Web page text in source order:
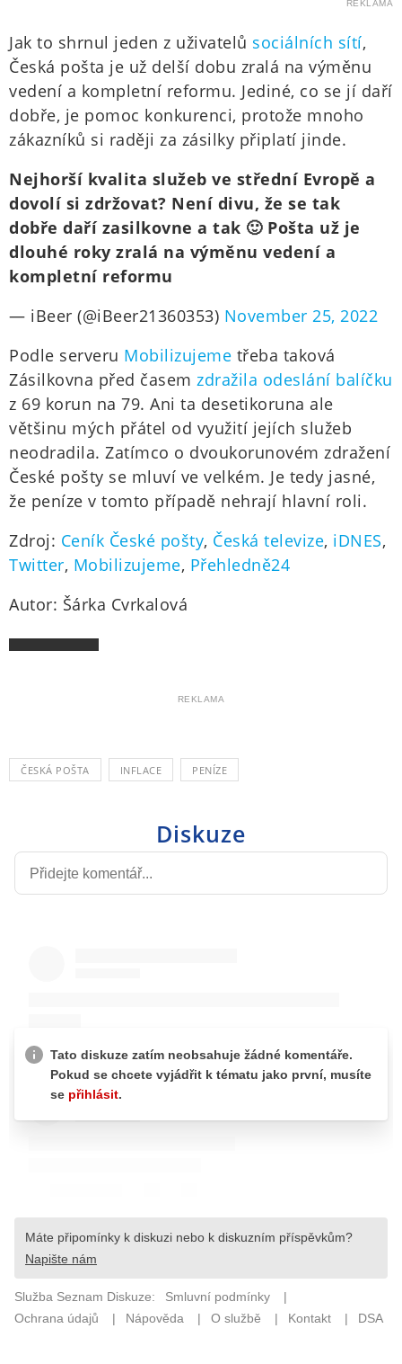
REKLAMA
Jak to shrnul jeden z uživatelů sociálních sítí,
Česká pošta je už delší dobu zralá na výměnu
vedení a kompletní reformu. Jediné, co se jí daří
dobře, je pomoc konkurenci, protože mnoho
zákazníků si raději za zásilky připlatí jinde.
Nejhorší kvalita služeb ve střední Evropě a
dovolí si zdržovat? Není divu, že se tak
dobře daří zasilkovne a tak 🙂 Pošta už je
dlouhé roky zralá na výměnu vedení a
kompletní reformu
— iBeer (@iBeer21360353) November 25, 2022
Podle serveru Mobilizujeme třeba taková
Zásilkovna před časem zdražila odeslání balíčku
z 69 korun na 79. Ani ta desetikoruna ale
většinu mých přátel od využití jejích služeb
neodradila. Zatímco o dvoukorunovém zdražení
České pošty se mluví ve velkém. Je tedy jasné,
že peníze v tomto případě nehrají hlavní roli.
Zdroj: Ceník České pošty, Česká televize, iDNES,
Twitter, Mobilizujeme, Přehledně24
Autor: Šárka Cvrkalová
REKLAMA
ČESKÁ POŠTA INFLACE PENÍZE
Diskuze